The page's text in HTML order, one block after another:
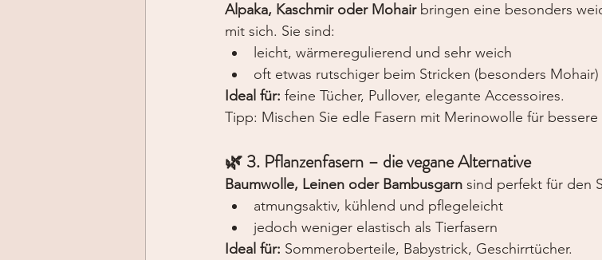
Alpaka, Kaschmir oder Mohair bringen eine besonders
mit sich. Sie sind:
leicht, wärmeregulierend und sehr weich
oft etwas rutschiger beim Stricken (besonders Mohair)
Ideal für: feine Tücher, Pullover, elegante Accessoires.
Tipp: Mischen Sie edle Fasern mit Merinowolle für bessere
🌿 3. Pflanzenfasern – die vegane Alternative
Baumwolle, Leinen oder Bambusgarn sind perfekt für den
atmungsaktiv, kühlend und pflegeleicht
jedoch weniger elastisch als Tierfasern
Ideal für: Sommeroberteile, Babystrick, Geschirrtücher.